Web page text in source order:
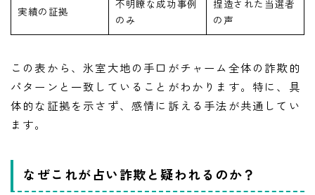
実績の証拠
不明瞭な成功事例
のみ
捏造された当選者
の声
この表から、氷室大地の手口がチャーム全体の詐欺的
パターンと一致していることがわかります。特に、具
体的な証拠を示さず、感情に訴える手法が共通してい
ます。
なぜこれが占い詐欺と疑われるのか？